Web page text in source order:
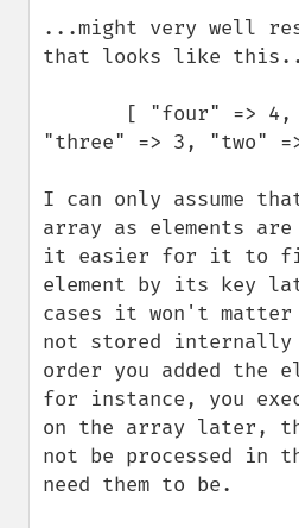
...might very well
that looks like
"three" => 3, "two"
I can only assume
array as elements are
it easier for it to
element by its key
cases it won't
not stored internally
order you added the
for instance, you
on the array later,
not be processed in
need them to be.